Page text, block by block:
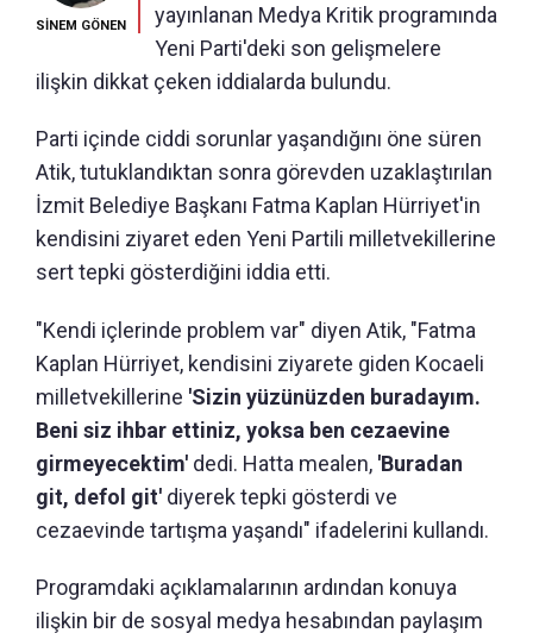
SİNEM GÖNEN
yayınlanan Medya Kritik programında
Yeni Parti'deki son gelişmelere
ilişkin dikkat çeken iddialarda bulundu.
Parti içinde ciddi sorunlar yaşandığını öne süren
Atik, tutuklandıktan sonra görevden uzaklaştırılan
İzmit Belediye Başkanı Fatma Kaplan Hürriyet'in
kendisini ziyaret eden Yeni Partili milletvekillerine
sert tepki gösterdiğini iddia etti.
"Kendi içlerinde problem var" diyen Atik, "Fatma
Kaplan Hürriyet, kendisini ziyarete giden Kocaeli
milletvekillerine 'Sizin yüzünüzden buradayım.
Beni siz ihbar ettiniz, yoksa ben cezaevine
girmeyecektim' dedi. Hatta mealen, 'Buradan
git, defol git' diyerek tepki gösterdi ve
cezaevinde tartışma yaşandı" ifadelerini kullandı.
Programdaki açıklamalarının ardından konuya
ilişkin bir de sosyal medya hesabından paylaşım